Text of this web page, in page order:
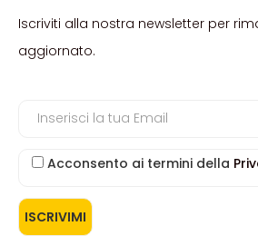
Iscriviti alla nostra newsletter per
aggiornato.
Acconsento ai termini della